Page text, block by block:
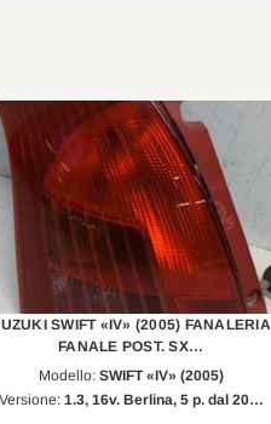
SWIFT «IV» (2005) FANALERIA
FANALE POST. SX…
Modello: SWIFT «IV» (2005)
Versione: 1.3, 16v. Berlina, 5 p. dal 20…